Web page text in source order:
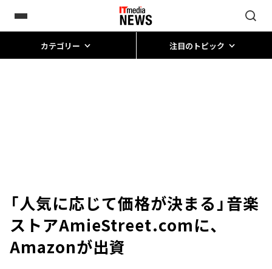
カテゴリー 注目のトピック
「人気に応じて価格が決まる」音楽
ストアAmieStreet.comに、
Amazonが出資